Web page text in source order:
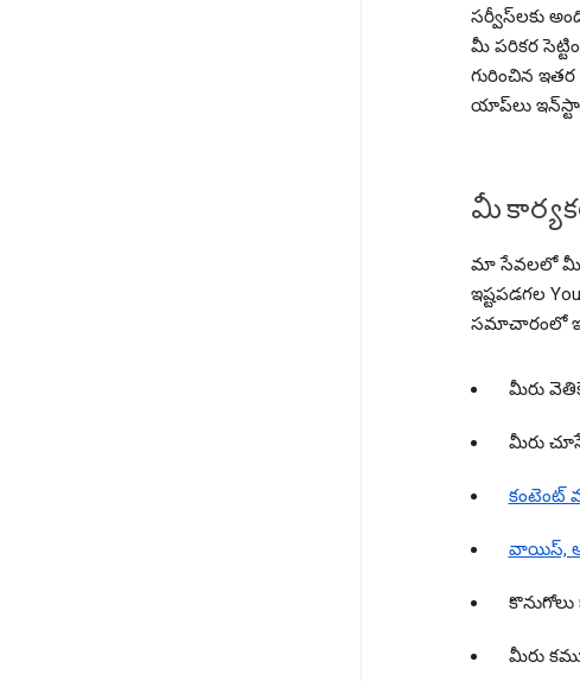
సర్వీస్‌లకు
మీ పరికర
గురించిన
యాప్‌లు
మీ
మా సేవలలో మీ
ఇష్టపడగల
సమాచారంలో
మీరు
మీరు
కంటెంట్
వాయిస్,
మీరు